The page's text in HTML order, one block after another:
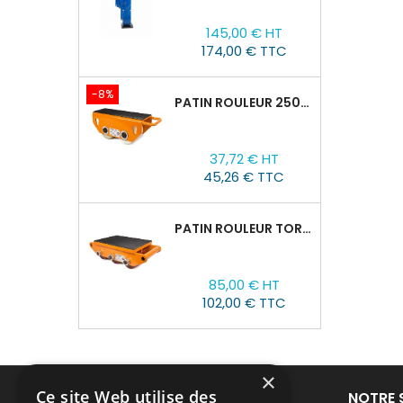
145,00 € HT
174,00 € TTC
-8% PATIN ROULEUR 2500R-02, CAPACITÉ DE CHARGE 2,5T
base
37,72 € HT
45,26 € TTC
PATIN ROULEUR TOR CRO-6 : 8T
85,00 € HT
102,00 € TTC
PRODUITS NOTRE
×
Ce site Web utilise des